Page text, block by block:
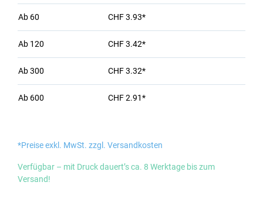
Ab 60 CHF 3.93*
Ab 120 CHF 3.42*
Ab300 CHF 3.32*
Ab 600 CHF 2.91*
*Preise exkl. MwSt. zzgl. Versandkosten
Verfügbar – mit Druck dauert’s ca. 8 Werktage bis zum
Versand!